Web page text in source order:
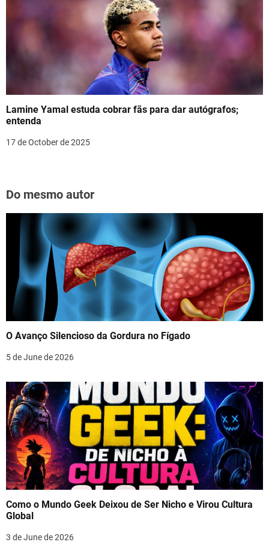
Lamine Yamal estuda cobrar fãs para dar autógrafos;
entenda
17 de October de 2025
Do mesmo autor
O Avanço Silencioso da Gordura no Fígado
5 de June de 2026
Como o Mundo Geek Deixou de Ser Nicho e Virou Cultura
Global
3 de June de 2026